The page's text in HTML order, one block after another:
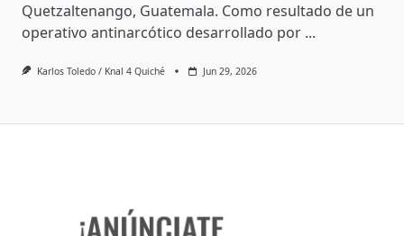
Quetzaltenango, Guatemala. Como resultado de un
operativo antinarcótico desarrollado por ...
Karlos Toledo / Knal 4 Quiché Jun 29, 2026